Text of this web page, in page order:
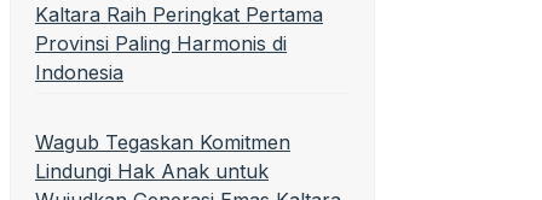
Kaltara Raih Peringkat Pertama
Provinsi Paling Harmonis di
Indonesia
Wagub Tegaskan Komitmen
Lindungi Hak Anak untuk